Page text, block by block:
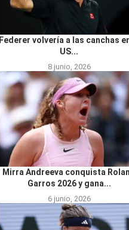
Federer volvería a las canchas
US...
8 junio, 2026
Mirra Andreeva conquista
Garros 2026 y gana...
6 junio, 2026